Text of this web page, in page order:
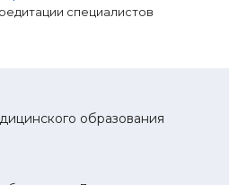
специалистов